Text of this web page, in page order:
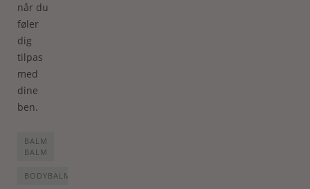
når du
føler
dig
tilpas
med
dine
ben.
BALM
BALM
BODYBALM